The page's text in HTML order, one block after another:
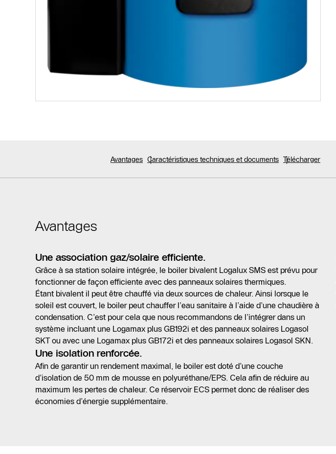
Avantages Caractéristiques techniques et documents Télécharger
Avantages
Une association gaz/solaire efficiente.
Grâce à sa station solaire intégrée, le boiler bivalent Logalux SMS est prévu pour
fonctionner de façon efficiente avec des panneaux solaires thermiques.
Étant bivalent il peut être chauffé via deux sources de chaleur. Ainsi lorsque le
soleil est couvert, le boiler peut chauffer l’eau sanitaire à l’aide d’une chaudière à
condensation. C’est pour cela que nous recommandons de l’intégrer dans un
système incluant une Logamax plus GB192i et des panneaux solaires Logasol
SKT ou avec une Logamax plus GB172i et des panneaux solaires Logasol SKN.
Une isolation renforcée.
Afin de garantir un rendement maximal, le boiler est doté d’une couche
d’isolation de 50 mm de mousse en polyuréthane/EPS. Cela afin de réduire au
maximum les pertes de chaleur. Ce réservoir ECS permet donc de réaliser des
économies d’énergie supplémentaire.